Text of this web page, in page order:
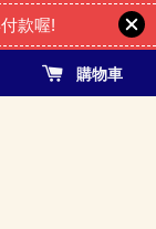
款喔!
購物車